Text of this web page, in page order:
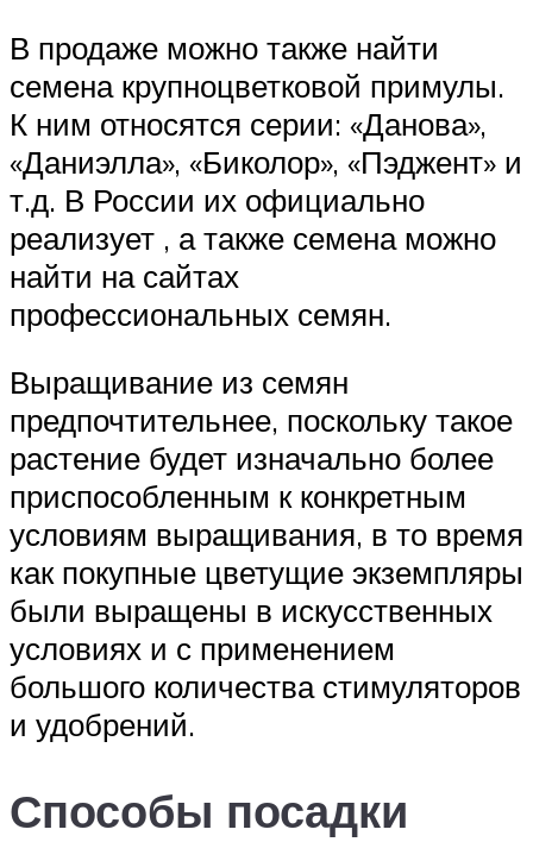
В продаже можно также найти
семена крупноцветковой примулы.
К ним относятся серии: «Данова»,
«Даниэлла», «Биколор», «Пэджент» и
т.д. В России их официально
реализует , а также семена можно
найти на сайтах
профессиональных семян.
Выращивание из семян
предпочтительнее, поскольку такое
растение будет изначально более
приспособленным к конкретным
условиям выращивания, в то время
как покупные цветущие экземпляры
были выращены в искусственных
условиях и с применением
большого количества стимуляторов
и удобрений.
Способы посадки